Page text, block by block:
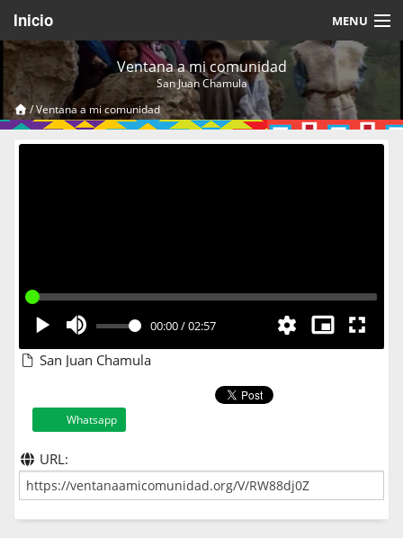
Inicio MENU
Acerca de
Videos Temáticos
Cerrar Sesión
Ventana a mi comunidad
San Juan Chamula
/Ventana a mi comunidad
00:00/02:57
San Juan Chamula
Whatsapp
URL: